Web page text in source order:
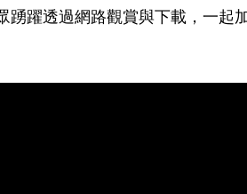
踴躍透過網路觀賞與下載，一起